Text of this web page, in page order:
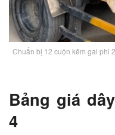
Chuẩn bị 12 cuộn kẽm gai phi
Bảng giá
4